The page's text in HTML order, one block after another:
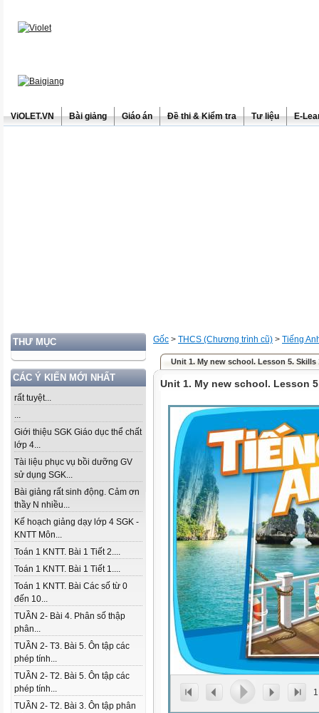
ViOLET.VN Bài giảng Giáo án Đề thi & Kiểm tra Tư liệu E-
THƯ MỤC
CÁC Ý KIẾN MỚI NHẤT
rất tuyệt...
...
Giới thiệu SGK Giáo dục thể chất
lớp 4...
Tài liệu phục vụ bồi dưỡng GV
sử dụng SGK...
Bài giảng rất sinh động. Cảm ơn
thầy N nhiều...
Kế hoạch giảng dạy lớp 4 SGK -
KNTT Môn...
Toán 1 KNTT. Bài 1 Tiết 2....
Toán 1 KNTT. Bài 1 Tiết 1....
Toán 1 KNTT. Bài Các số từ 0
đến 10...
TUẦN 2- Bài 4. Phân số thập
phân...
TUẦN 2- T3. Bài 5. Ôn tập các
phép tính...
TUẦN 2- T2. Bài 5. Ôn tập các
phép tính...
TUẦN 2- T2. Bài 3. Ôn tập phân
Gốc > THCS (Chương trình cũ) > Tiếng
Unit 1. My new school. Lesson 5. Skills
Unit 1. My new school. Lesson
1